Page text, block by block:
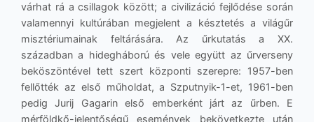
várhat rá a csillagok között; a civilizáció fejlődése során
valamennyi kultúrában megjelent a késztetés a világűr
misztériumainak feltárására. Az űrkutatás a XX.
században a hidegháború és vele együtt az űrverseny
beköszöntével tett szert központi szerepre: 1957-ben
fellőtték az első műholdat, a Szputnyik-1-et, 1961-ben
pedig Jurij Gagarin első emberként járt az űrben. E
mérföldkő-jelentőségű események bekövetkezte után